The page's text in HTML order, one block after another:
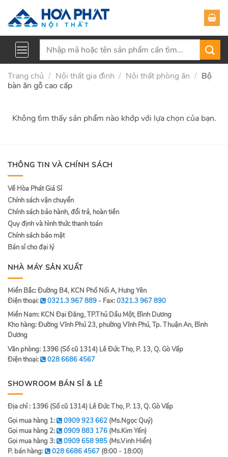
Tìm
Trang chủ / Nội thất gia đình / Nội thất phòng ăn / Bộ
bàn ăn gỗ cao cấp
Không tìm thấy sản phẩm nào khớp với lựa chọn của bạn.
THÔNG TIN VÀ CHÍNH SÁCH
Về Hòa Phát Giá Sỉ
Chính sách vận chuyển
Chính sách bảo hành, đổi trả, hoàn tiền
Quy định và hình thức thanh toán
Chính sách bảo mật
Bán sỉ cho đại lý
NHÀ MÁY SẢN XUẤT
Miền Bắc: Đường B4, KCN Phố Nối A, Hưng Yên
Điện thoại:
0321.3 967 889 - Fax:0321.3 967 890
Miền Nam: KCN Đại Đăng, TP.Thủ Dầu Một, Bình Dương
Kho hàng: Đường Vĩnh Phú 23, phường Vĩnh Phú, Tp. Thuận An, Bình
Dương
Văn phòng: 1396 (Số cũ 1314) Lê Đức Thọ, P. 13, Q. Gò Vấp
Điện thoại:
028 6686 4567
SHOWROOM BÁN SỈ & LẺ
Địa chỉ : 1396 (Số cũ 1314) Lê Đức Thọ, P. 13, Q. Gò Vấp
Gọi mua hàng 1:
0909 923 662 (Ms.Ngọc Quý)
Gọi mua hàng 2:
0909 883 176 (Ms.Kim Yến)
Gọi mua hàng 3:
0909 658 985 (Ms.Vinh Hiển)
P. bán hàng:
028 6686 4567 (8:00 - 18:00)